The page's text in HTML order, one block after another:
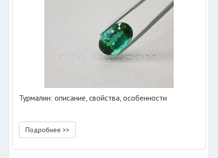
Турмалин: описание, свойства, особенности
Подробнее >>